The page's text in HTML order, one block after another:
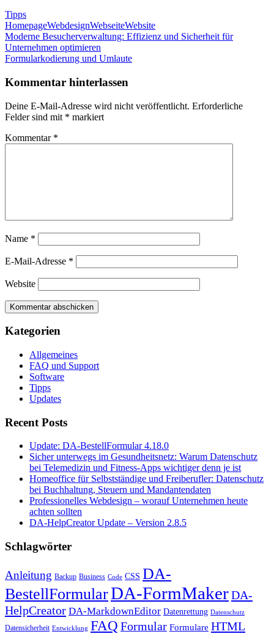
Tipps
HomepageWebdesignWebseiteWebsite
Beitragsnavigation
Vorheriger
Beitrag:
Moderne Besucherverwaltung: Effizienz und Sicherheit für
Unternehmen optimieren
Nächster
Formularkodierung und Umlaute
Kommentar hinterlassen
Deine E-Mail-Adresse wird nicht veröffentlicht. Erforderliche
Felder sind mit * markiert
Kommentar *
Name *
E-Mail-Adresse *
Website
Kategorien
Allgemeines
FAQ und Support
Software
Tipps
Updates
Recent Posts
Update: DA-BestellFormular 4.18.0
Sicher unterwegs im Gesundheitsnetz: Warum Datenschutz
bei Telemedizin und Fitness-Apps wichtiger denn je ist
Homeoffice für Selbstständige und Freiberufler: Datenschutz
bei Buchhaltung, Steuern und Mandantendaten
Professionelles Webdesign – worauf Unternehmen heute
achten sollten
DA-HelpCreator Update – Version 2.8.5
Schlagwörter
Anleitung Backup Business Code CSS DA-
BestellFormularDA-FormMakerDA-
HelpCreator DA-MarkdownEditor Datenrettung Datenschutz
Datensicherheit Entwicklung FAQ Formular Formulare HTML